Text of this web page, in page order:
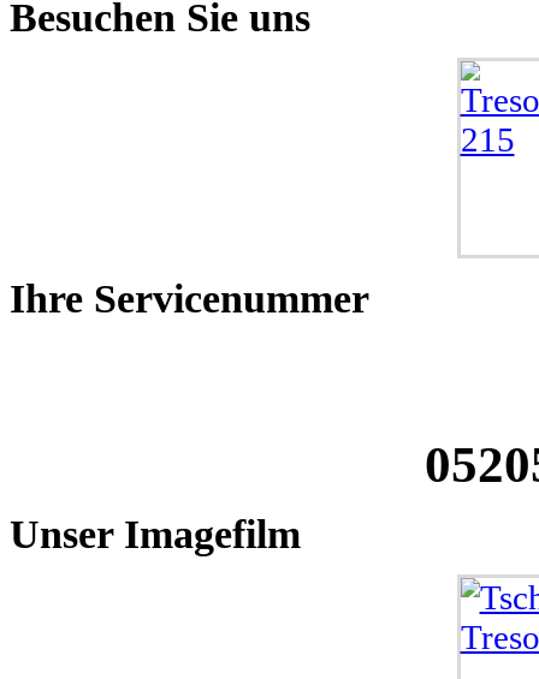
Besuchen Sie uns
Ihre Servicenummer
UnserImagefilm